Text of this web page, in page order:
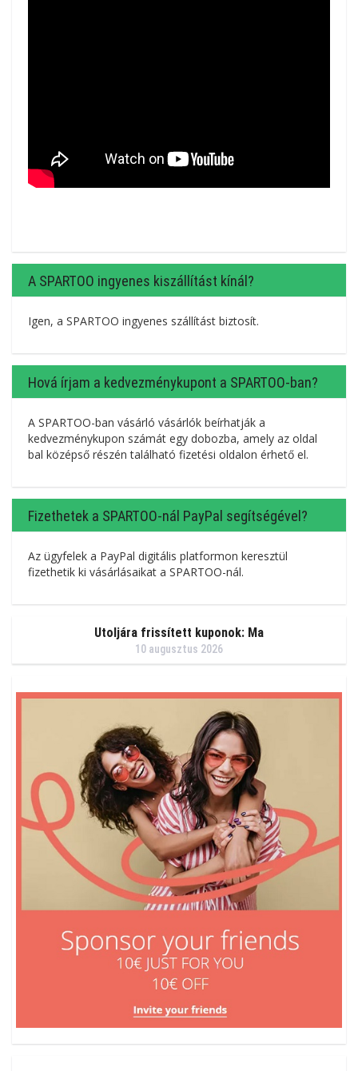
A SPARTOO ingyenes kiszállítást kínál?
Igen, a SPARTOO ingyenes szállítást biztosít.
Hová írjam a kedvezménykupont a SPARTOO-ban?
A SPARTOO-ban vásárló vásárlók beírhatják a
kedvezménykupon számát egy dobozba, amely az oldal
bal középső részén található fizetési oldalon érhető el.
Fizethetek a SPARTOO-nál PayPal segítségével?
Az ügyfelek a PayPal digitális platformon keresztül
fizethetik ki vásárlásaikat a SPARTOO-nál.
Utoljára frissített kuponok: Ma
10 augusztus 2026